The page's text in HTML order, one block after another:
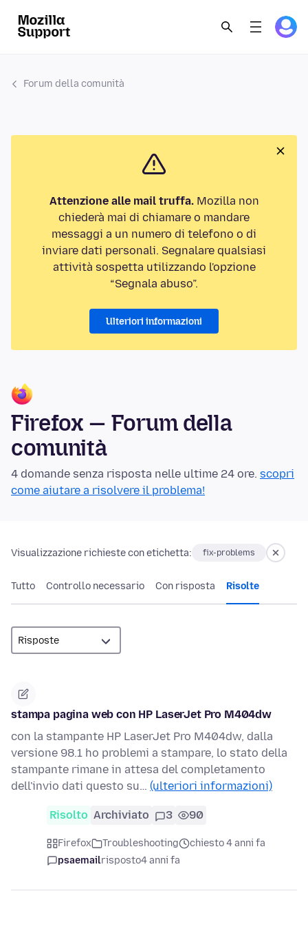
Forum della comunità
Attenzione alle mail truffa.Mozilla non
chiederà mai di chiamare o mandare
messaggi a un numero di telefono o di
inviare dati personali. Segnalare qualsiasi
attività sospetta utilizzando l'opzione
“Segnala abuso”.
Ulteriori informazioni
Firefox — Forum della
comunità
4 domande senza risposta nelle ultime 24 ore. scopri
come aiutare a risolvere il problema!
Visualizzazione richieste con etichetta: fix-problems
Tutto Controllo necessario Con risposta Risolte
stampa pagina web con HP LaserJet Pro M404dw
con la stampante HP LaserJet Pro M404dw, dalla
versione 98.1 ho problemi a stampare, lo stato della
stampante rimane in attesa del completamento
dell'invio dati questo su… (ulteriori informazioni)
Risolto Archiviato 3 90
Firefox Troubleshooting
chiesto 4 anni fa
psaemailrisposto4 anni fa